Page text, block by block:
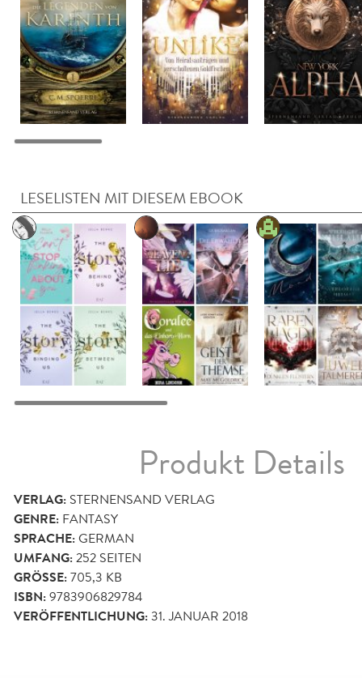
LESELISTEN MIT DIESEM EBOOK
Produkt Details
VERLAG: STERNENSAND VERLAG
GENRE: FANTASY
SPRACHE:GERMAN
UMFANG:252 SEITEN
GRÖSSE: 705,3 KB
ISBN:9783906829784
VERÖFFENTLICHUNG:31. JANUAR 2018